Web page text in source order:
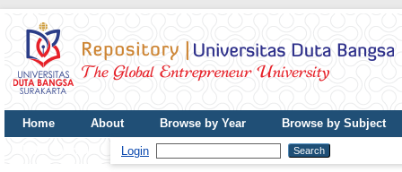
Home About Browse by Year
Browse by Subject
Login